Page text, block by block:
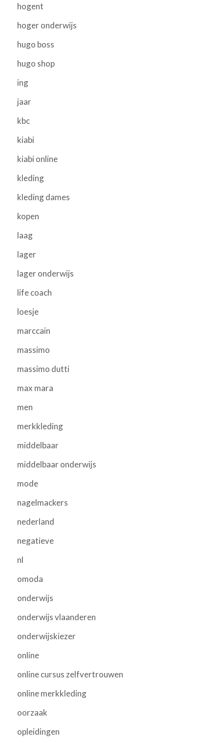
hogent
hoger onderwijs
hugo boss
hugo shop
ing
jaar
kbc
kiabi
kiabi online
kleding
kleding dames
kopen
laag
lager
lager onderwijs
life coach
loesje
marccain
massimo
massimo dutti
max mara
men
merkkleding
middelbaar
middelbaar onderwijs
mode
nagelmackers
nederland
negatieve
nl
omoda
onderwijs
onderwijs vlaanderen
onderwijskiezer
online
online cursus zelfvertrouwen
online merkkleding
oorzaak
opleidingen